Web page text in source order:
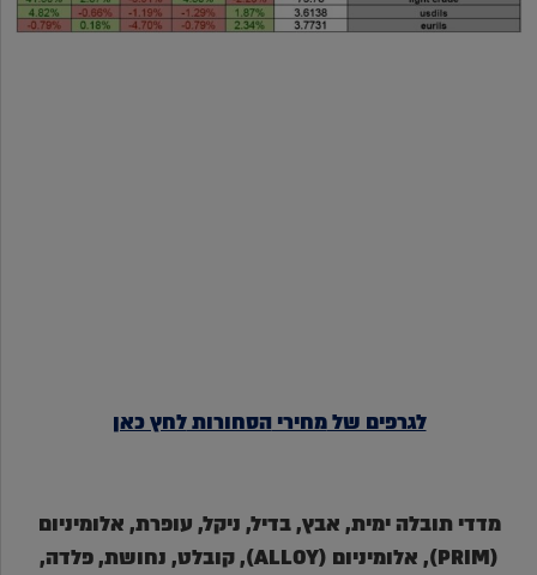
לגרפים שלמחיריהסחורותלחץ כאן
מדדי תובלה ימית, אבץ, בדיל, ניקל, עופרת, אלומיניום
(PRIM), אלומיניום (ALLOY), קובלט, נחושת, פלדה,